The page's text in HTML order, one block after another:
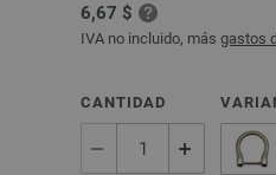
6,67 $
IVA no incluido, más gastos
CANTIDAD